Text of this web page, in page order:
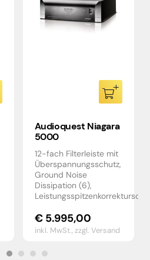
Audioquest Niagara
5000
12-fach Filterleiste mit
Überspannungsschutz,
Ground Noise
Dissipation (6),
€5.995,00
inkl. MwSt.,zzgl. Versand